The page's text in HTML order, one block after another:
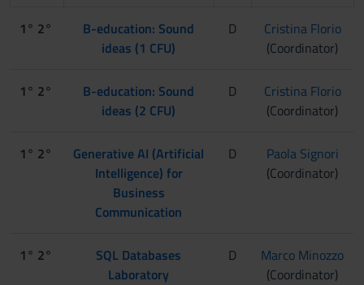
1° 2°
B-education: Sound
ideas (1 CFU)
D
Cristina Florio
(Coordinator)
1° 2°
B-education: Sound
ideas (2 CFU)
D
Cristina Florio
(Coordinator)
1° 2°
Generative AI (Artificial
Intelligence) for
Business
Communication
D
Paola Signori
(Coordinator)
1° 2°
SQL Databases
Laboratory
D
Marco Minozzo
(Coordinator)